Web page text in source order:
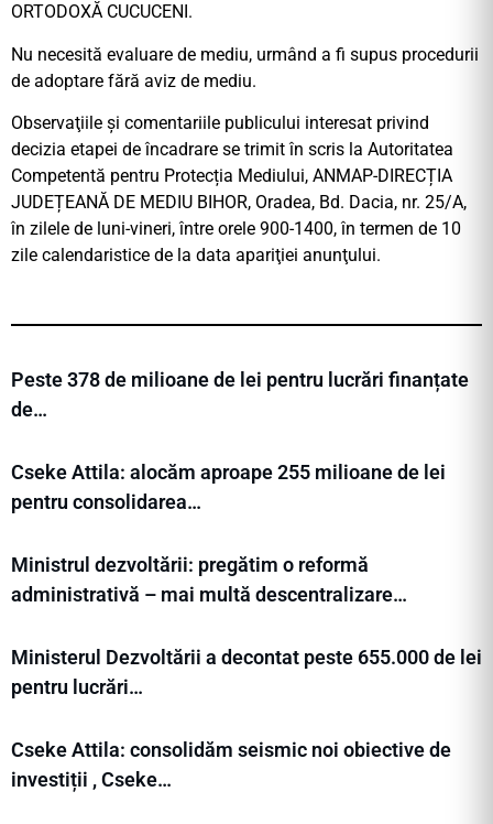
ORTODOXĂ CUCUCENI.
Nu necesită evaluare de mediu, urmând a fi supus procedurii
de adoptare fără aviz de mediu.
Observaţiile şi comentariile publicului interesat privind
decizia etapei de încadrare se trimit în scris la Autoritatea
Competentă pentru Protecția Mediului, ANMAP-DIRECȚIA
JUDEȚEANĂ DE MEDIU BIHOR, Oradea, Bd. Dacia, nr. 25/A,
în zilele de luni-vineri, între orele 900-1400, în termen de 10
zile calendaristice de la data apariţiei anunţului.
Peste 378 de milioane de lei pentru lucrări finanțate
de…
Cseke Attila: alocăm aproape 255 milioane de lei
pentru consolidarea…
Ministrul dezvoltării: pregătim o reformă
administrativă – mai multă descentralizare…
Ministerul Dezvoltării a decontat peste 655.000 de lei
pentru lucrări…
Cseke Attila: consolidăm seismic noi obiective de
investiții , Cseke…